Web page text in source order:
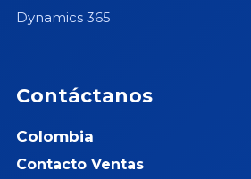
Dynamics 365
Contáctanos
Colombia
Contacto Ventas